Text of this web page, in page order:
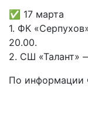
✅ 17 марта
1. ФК
20.00.
2. СШ «Талант»
По информации